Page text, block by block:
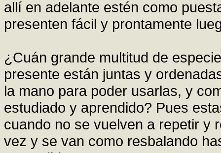
allí en adelante estén como
presenten fácil y prontamente
¿Cuán grande multitud de
presente están juntas y
la mano para poder usarlas, y
estudiado y aprendido? Pues
cuando no se vuelven a repetir y
vez y se van como resbalando